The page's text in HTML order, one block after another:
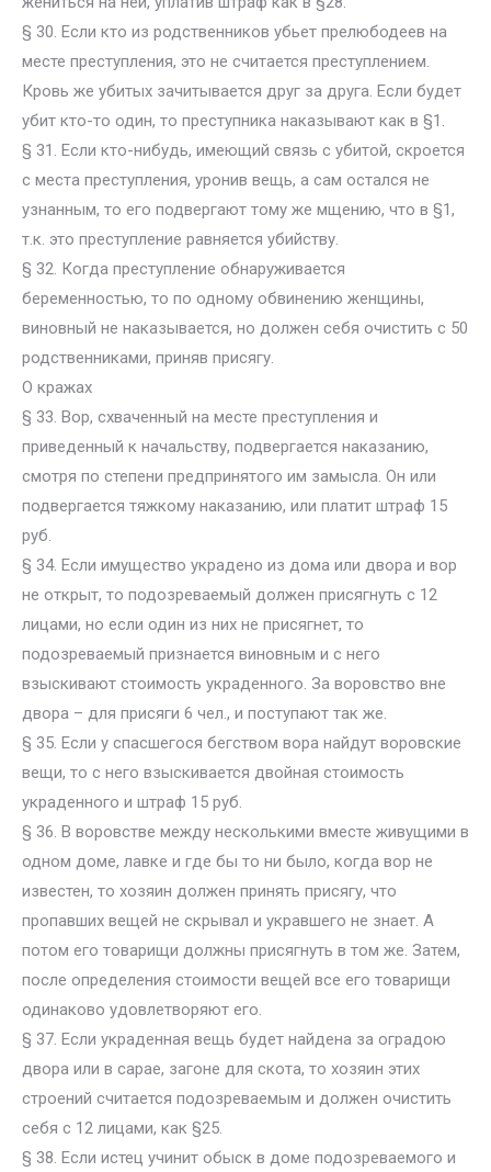
§ 30. Если кто из родственников убьет прелюбодеев на
месте преступления, это не считается преступлением.
Кровь же убитых зачитывается друг за друга. Если будет
убит кто-то один, то преступника наказывают как в §1.
§ 31. Если кто-нибудь, имеющий связь с убитой, скроется
с места преступления, уронив вещь, а сам остался не
узнанным, то его подвергают тому же мщению, что в §1,
т.к. это преступление равняется убийству.
§ 32. Когда преступление обнаруживается
беременностью, то по одному обвинению женщины,
виновный не наказывается, но должен себя очистить с 50
родственниками, приняв присягу.
О кражах
§ 33. Вор, схваченный на месте преступления и
приведенный к начальству, подвергается наказанию,
смотря по степени предпринятого им замысла. Он или
подвергается тяжкому наказанию, или платит штраф 15
руб.
§ 34. Если имущество украдено из дома или двора и вор
не открыт, то подозреваемый должен присягнуть с 12
лицами, но если один из них не присягнет, то
подозреваемый признается виновным и с него
взыскивают стоимость украденного. За воровство вне
двора – для присяги 6 чел., и поступают так же.
§ 35. Если у спасшегося бегством вора найдут воровские
вещи, то с него взыскивается двойная стоимость
украденного и штраф 15 руб.
§ 36. В воровстве между несколькими вместе живущими в
одном доме, лавке и где бы то ни было, когда вор не
известен, то хозяин должен принять присягу, что
пропавших вещей не скрывал и укравшего не знает. А
потом его товарищи должны присягнуть в том же. Затем,
после определения стоимости вещей все его товарищи
одинаково удовлетворяют его.
§ 37. Если украденная вещь будет найдена за оградою
двора или в сарае, загоне для скота, то хозяин этих
строений считается подозреваемым и должен очистить
себя с 12 лицами, как §25.
§ 38. Если истец учинит обыск в доме подозреваемого и